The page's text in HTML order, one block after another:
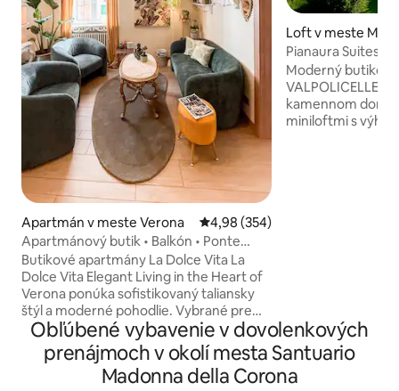
Apartmán v meste Verona Priemerné ohodnotenie 4,98 z
4,98 (354)
Apartmánový butik • Balkón • Ponte
Pietra
Butikové apartmány La Dolce Vita La
Dolce Vita Elegant Living in the Heart of
Verona ponúka sofistikovaný taliansky
štýl a moderné pohodlie. Vybrané pre
hostí, ktorí oceňujú kvalitu a vynikajúcu
polohu. •⁠ ⁠Prémiový odpočinok: 2 spálne
s 5 cm vrchnými matracmi z pamäťovej
peny (jedna so súkromným balkónom). •⁠
Loft v meste
olicella
Pianaura Suites -
Moderný
VALPOLICELLE,
kamennom
miniloftmi s
jazera, 25 minút
Obľúbené vybavenie v dovolenkových
prenájmoch v okolí mesta Santuario
Madonna della Corona